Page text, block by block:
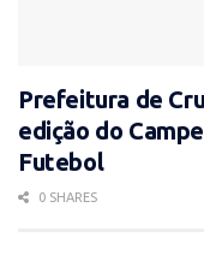
Prefeitura de
edição do
Futebol
0 SHARES